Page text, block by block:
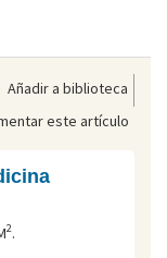
Añadir a biblioteca
este artículo
2.